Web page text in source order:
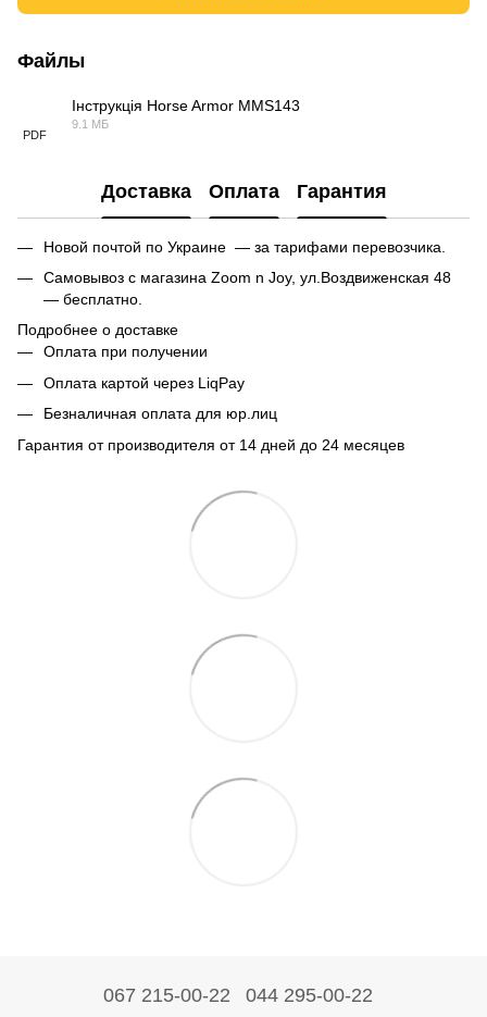
Файлы
PDF
Інструкція Horse Armor MMS143
9.1 МБ
Доставка Оплата Гарантия
Новой почтой по Украине — за тарифами перевозчика.
Самовывоз с магазина Zoom n Joy, ул.Воздвиженская 48
— бесплатно.
Подробнее о доставке
Оплата при получении
Оплата картой через LiqPay
Безналичная оплата для юр.лиц
Гарантия от производителя от 14 дней до 24 месяцев
067 215-00-22 044 295-00-22